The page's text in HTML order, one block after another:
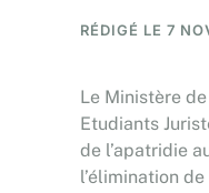
RÉDIGÉ LE 7
Le Ministère
Etudiants
de l’apatridie
l’élimination